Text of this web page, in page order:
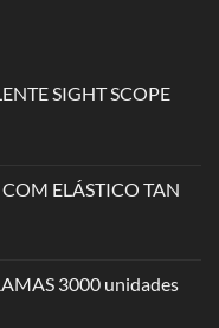
SIGHT SCOPE
ELÁSTICO TAN
3000 unidades